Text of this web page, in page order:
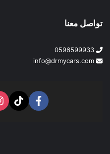
تواصل معنا
0596599933
info@drmycars.com